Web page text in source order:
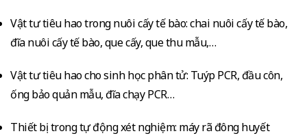
Vật tư tiêu hao trong nuôi cấy tế bào: chai nuôi cấy tế bào,
đĩa nuôi cấy tế bào, que cấy, que thu mẫu,…
Vật tư tiêu hao cho sinh học phân tử: Tuýp PCR, đầu côn,
ống bảo quản mẫu, đĩa chạy PCR…
Thiết bị trong tự động xét nghiệm: máy rã đông huyết